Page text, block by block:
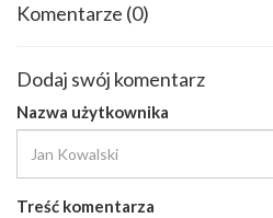
Komentarze (0)
Dodaj swój komentarz
Nazwa użytkownika
Treść komentarza